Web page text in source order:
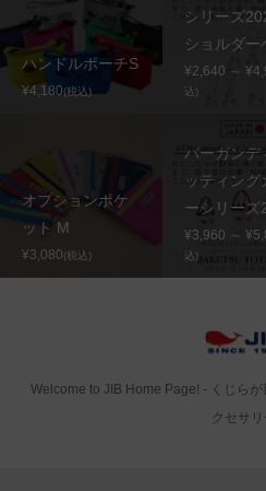
ハンドルポーチS
¥4,180(税込)
シリーズ
ショルダー
¥2,640 ～
込)
オプションポケ
ット M
¥3,080(税込)
バーガンデ
ッティング
ーシリーズ
¥3,960 ～
込)
Welcome to JIB Home Page! ‐ くじら
クセサリ